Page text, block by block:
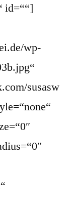
id=““]
wp-
susasw